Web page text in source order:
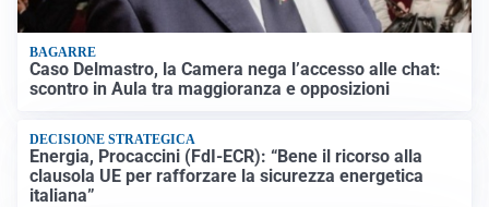
BAGARRE
Caso Delmastro, la Camera nega l’accesso alle chat:
scontro in Aula tra maggioranza e opposizioni
DECISIONE STRATEGICA
Energia, Procaccini (FdI-ECR): “Bene il ricorso alla
clausola UE per rafforzare la sicurezza energetica
italiana”